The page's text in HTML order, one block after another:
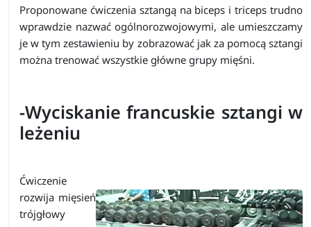
Proponowane ćwiczenia sztangą na biceps i triceps trudno
wprawdzie nazwać ogólnorozwojowymi, ale umieszczamy
je w tym zestawieniu by zobrazować jak za pomocą sztangi
można trenować wszystkie główne grupy mięśni.
-Wyciskanie francuskie sztangi w
leżeniu
Ćwiczenie
rozwija mięsień
trójgłowy